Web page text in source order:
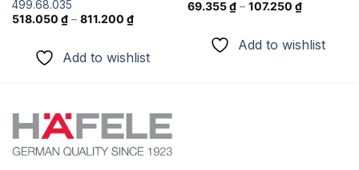
499.68.035
518.050 ₫– 811.200 ₫
Add to wishlist
69.355₫– 107.250 ₫
Add to wishlist